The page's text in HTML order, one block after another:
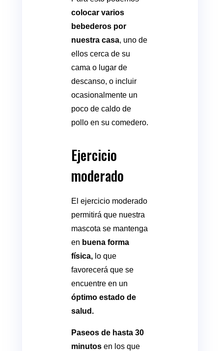
colocar varios
bebederos por
nuestra casa, uno de
ellos cerca de su
cama o lugar de
descanso, o incluir
ocasionalmente un
poco de caldo de
pollo en su comedero.
Ejercicio
moderado
El ejercicio moderado
permitirá que nuestra
mascota se mantenga
en buena forma
física,lo que
favorecerá que se
encuentre en un
óptimo estado de
salud.
Paseos de hasta 30
minutosen los que